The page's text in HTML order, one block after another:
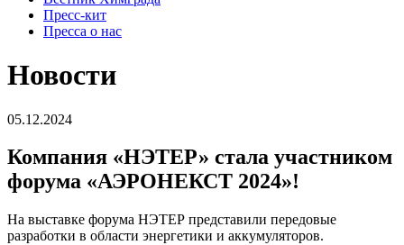
Пресс-кит
Пресса о нас
Новости
05.12.2024
Компания «НЭТЕР» стала участником
форума «АЭРОНЕКСТ 2024»!
На выставке форума НЭТЕР представили передовые
разработки в области энергетики и аккумуляторов.